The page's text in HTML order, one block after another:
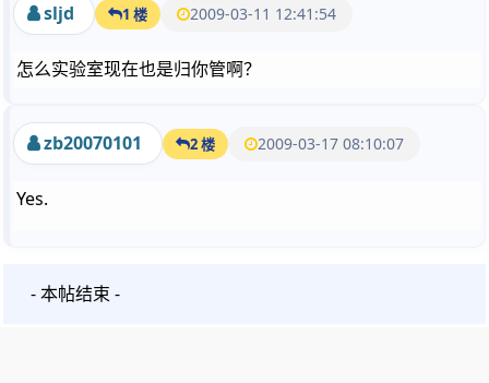
sljd 1 楼 2009-03-11 12:41:54
怎么实验室现在也是归你管啊？
zb20070101 2 楼 2009-03-17 08:10:07
Yes.
- 本帖结束 -